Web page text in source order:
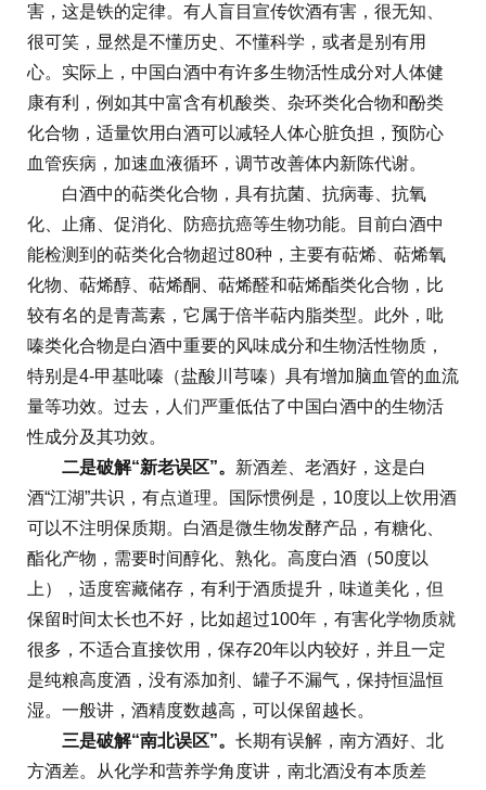
害，这是铁的定律。有人盲目宣传饮酒有害，很无知、
很可笑，显然是不懂历史、不懂科学，或者是别有用
心。实际上，中国白酒中有许多生物活性成分对人体健
康有利，例如其中富含有机酸类、杂环类化合物和酚类
化合物，适量饮用白酒可以减轻人体心脏负担，预防心
血管疾病，加速血液循环，调节改善体内新陈代谢。
白酒中的萜类化合物，具有抗菌、抗病毒、抗氧
化、止痛、促消化、防癌抗癌等生物功能。目前白酒中
能检测到的萜类化合物超过80种，主要有萜烯、萜烯氧
化物、萜烯醇、萜烯酮、萜烯醛和萜烯酯类化合物，比
较有名的是青蒿素，它属于倍半萜内脂类型。此外，吡
嗪类化合物是白酒中重要的风味成分和生物活性物质，
特别是4-甲基吡嗪（盐酸川芎嗪）具有增加脑血管的血流
量等功效。过去，人们严重低估了中国白酒中的生物活
性成分及其功效。
二是破解“新老误区”。 新酒差、老酒好，这是白
酒“江湖”共识，有点道理。国际惯例是，10度以上饮用酒
可以不注明保质期。白酒是微生物发酵产品，有糖化、
酯化产物，需要时间醇化、熟化。高度白酒（50度以
上），适度窖藏储存，有利于酒质提升，味道美化，但
保留时间太长也不好，比如超过100年，有害化学物质就
很多，不适合直接饮用，保存20年以内较好，并且一定
是纯粮高度酒，没有添加剂、罐子不漏气，保持恒温恒
湿。一般讲，酒精度数越高，可以保留越长。
三是破解“南北误区”。 长期有误解，南方酒好、北
方酒差。从化学和营养学角度讲，南北酒没有本质差